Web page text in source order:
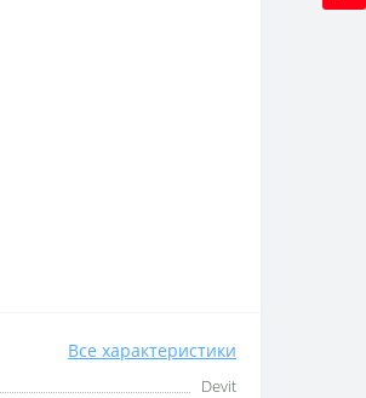
Все характеристики
Devit